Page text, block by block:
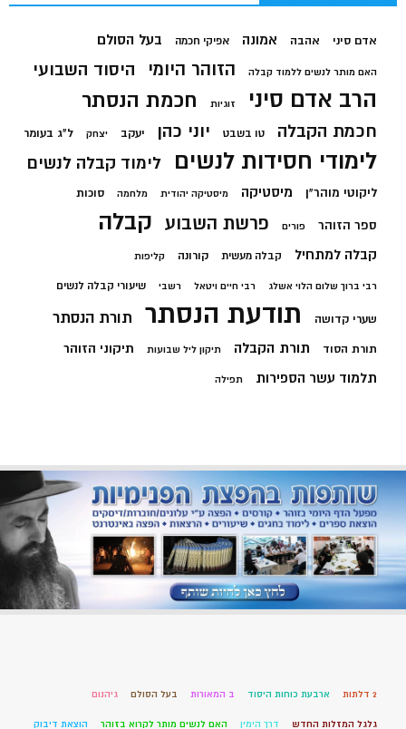
אדם סיני אהבה אמונה אפיקי חכמה בעל הסולם
האם מותר לנשים ללמוד קבלה הזוהר היומי היסוד השבועי
הרב אדם סיני זוגיות חכמת הנסתר
חכמת הקבלה טו בשבט יוני כהן יעקב יצחק ל"ג בעומר
לימודי חסידות לנשים לימוד קבלה לנשים
ליקוטי מוהר"ן מיסטיקה מיסטיקה יהודית מלחמה סוכות
ספר הזוהר פורים פרשת השבוע קבלה
קבלה למתחיל קבלה מעשית קורונה קליפות
רבי ברוך שלום הלוי אשלג רבי חיים ויטאל רשבי שיעורי קבלה לנשים
שערי קדושה תודעת הנסתר תורת הנסתר
תורת הסוד תורת הקבלה תיקון ליל שבועות תיקוני הזוהר
תלמוד עשר הספירות תפילה
2 דלתות ארבעת כוחות היסוד ב המאורות בעל הסולם גיהנום
גלגל המזלות החדש דרך הימין האם לנשים מותר לקרוא בזוהר הוצאת דיבוק